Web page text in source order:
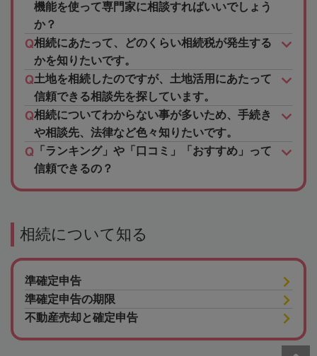
機能を使って専門家に相談すればいいでしょう
か？
相続にあたって、どのくらい相続税が発生する
かを知りたいです。
土地を相続したのですが、土地活用にあたって
信頼できる相談先を探しています。
相続についてわからない事が多いため、手続き
や相談先、法律など色々知りたいです。
「ランキング」や「口コミ」「おすすめ」って
信頼できるの？
相続について知る
準確定申告
準確定申告の期限
不動産売却と確定申告